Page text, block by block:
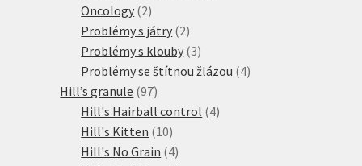
Oncology 22
produkty
Problémy s játry 22
produkty
Problémy s klouby 33
produkty
Problémy se štítnou žlázou 44
Hill’s granule 9797
produktů
Hill's Hairball control 44
Hill's Kitten 1010
produktů
Hill's No Grain 44